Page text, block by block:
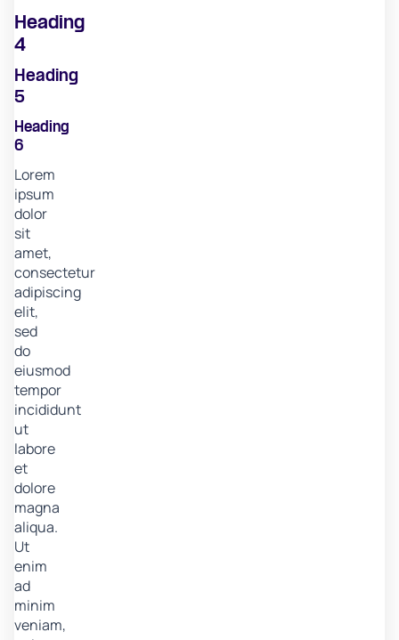
Heading
4
Heading
5
Heading
6
Lorem
ipsum
dolor
sit
amet,
consectetur
adipiscing
elit,
sed
do
eiusmod
tempor
incididunt
ut
labore
et
dolore
magna
aliqua.
Ut
enim
ad
minim
veniam,